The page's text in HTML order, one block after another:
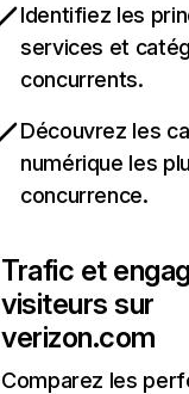
Identifiez les
services et
concurrents.
Découvrez les
numérique les
concurrence.
Trafic et
visiteurs sur
verizon.com
Comparez les